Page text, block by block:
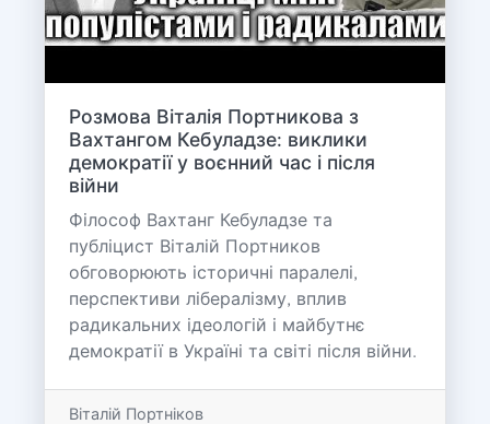
Розмова Віталія Портникова з
Вахтангом Кебуладзе: виклики
демократії у воєнний час і після
війни
Філософ Вахтанг Кебуладзе та
публіцист Віталій Портников
обговорюють історичні паралелі,
перспективи лібералізму, вплив
радикальних ідеологій і майбутнє
демократії в Україні та світі після війни.
Віталій Портніков